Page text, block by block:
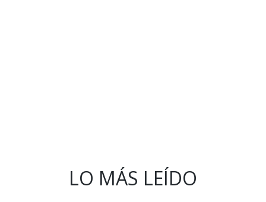
LO MÁS LEÍDO